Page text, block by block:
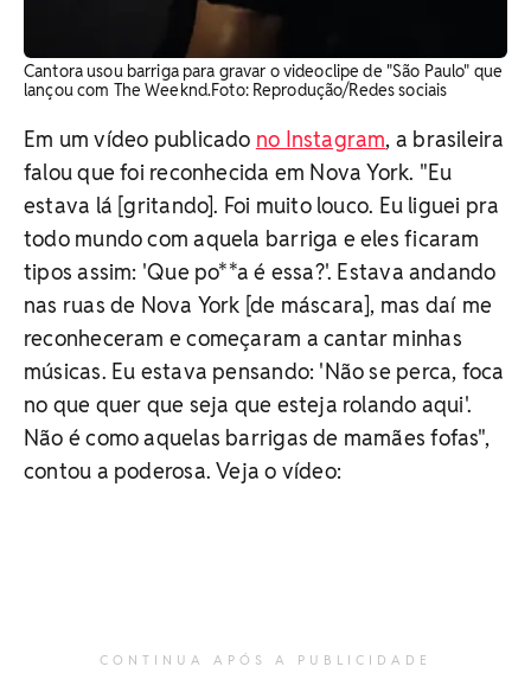
Cantora usou barriga para gravar o videoclipe de "São Paulo" que
lançou com The Weeknd. ​Foto: Reprodução/Redes sociais
Em um vídeo publicado no Instagram, a brasileira
falou que foi reconhecida em Nova York. "Eu
estava lá [gritando]. Foi muito louco. Eu liguei pra
todo mundo com aquela barriga e eles ficaram
tipos assim: 'Que po**a é essa?'. Estava andando
nas ruas de Nova York [de máscara], mas daí me
reconheceram e começaram a cantar minhas
músicas. Eu estava pensando: 'Não se perca, foca
no que quer que seja que esteja rolando aqui'.
Não é como aquelas barrigas de mamães fofas",
contou a poderosa. Veja o vídeo:
CONTINUA APÓS A PUBLICIDADE